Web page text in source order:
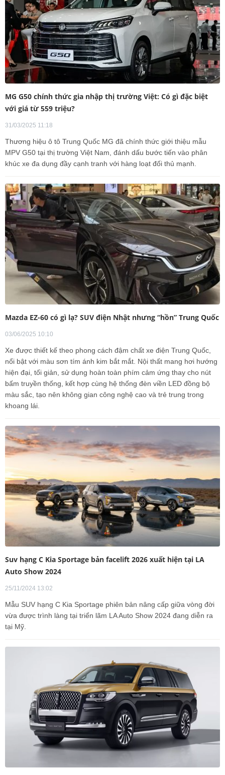
MG G50 chính thức gia nhập thị trường Việt: Có gì đặc biệt
với giá từ 559 triệu?
31/03/2025 11:18
Thương hiệu ô tô Trung Quốc MG đã chính thức giới thiệu mẫu
MPV G50 tại thị trường Việt Nam, đánh dấu bước tiến vào phân
khúc xe đa dụng đầy cạnh tranh với hàng loạt đối thủ mạnh.
Mazda EZ-60 có gì lạ? SUV điện Nhật nhưng “hồn” Trung Quốc
03/06/2025 10:10
Xe được thiết kế theo phong cách đậm chất xe điện Trung Quốc,
nổi bật với màu sơn tím ánh kim bắt mắt. Nội thất mang hơi hướng
hiện đại, tối giản, sử dụng hoàn toàn phím cảm ứng thay cho nút
bấm truyền thống, kết hợp cùng hệ thống đèn viền LED đồng bộ
màu sắc, tạo nên không gian công nghệ cao và trẻ trung trong
khoang lái.
Suv hạng C Kia Sportage bản facelift 2026 xuất hiện tại LA
Auto Show 2024
25/11/2024 13:02
Mẫu SUV hạng C Kia Sportage phiên bản nâng cấp giữa vòng đời
vừa được trình làng tại triển lãm LA Auto Show 2024 đang diễn ra
tại Mỹ.